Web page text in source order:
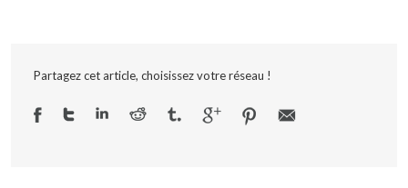
Partagez cet article, choisissez votre réseau !